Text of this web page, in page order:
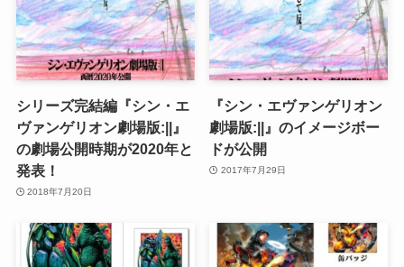
シリーズ完結編『シン・エ
ヴァンゲリオン劇場版:||』
の劇場公開時期が2020年と
発表！
2018年7月20日
『シン・エヴァンゲリオン
劇場版:||』のイメージボー
ドが公開
2017年7月29日